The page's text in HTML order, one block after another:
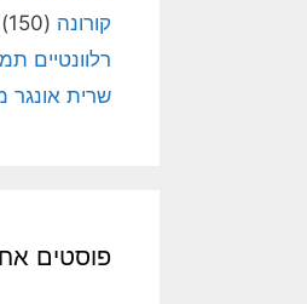
קורונה (150)
רלוונטיים
שרית אונגר
פוסטים